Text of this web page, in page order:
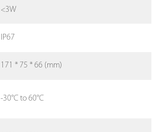
<3W
IP67
171 * 75 * 66 (mm)
-30°C to 60°C